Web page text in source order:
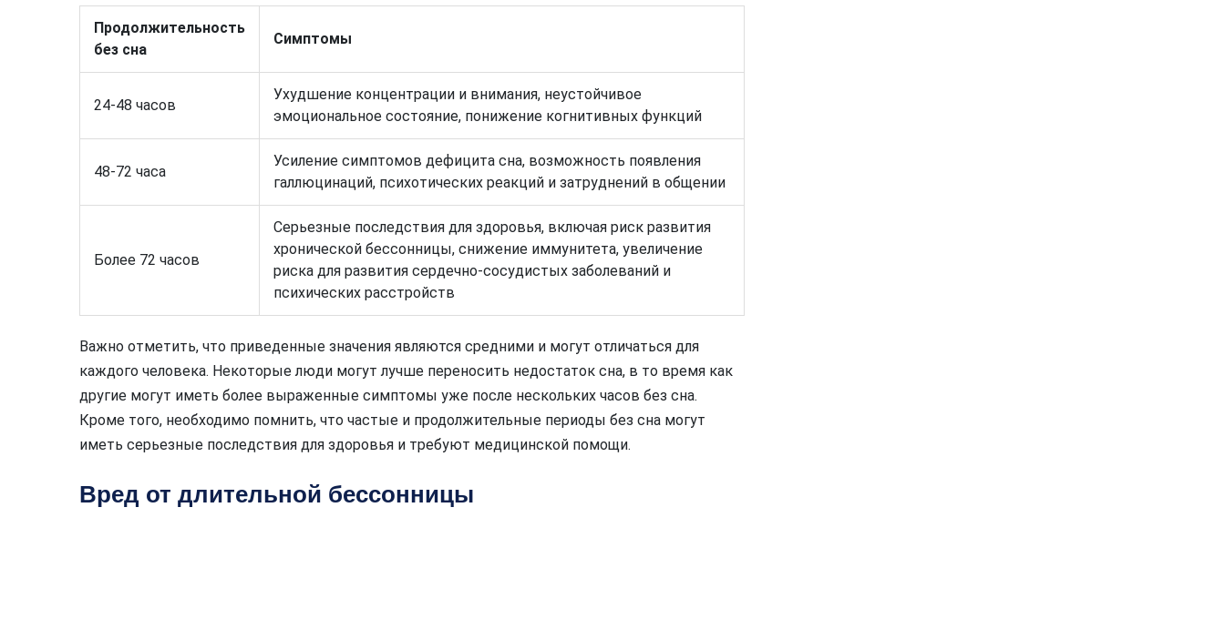
Продолжительность
без сна
Симптомы
24-48 часов
Ухудшение концентрации и внимания, неустойчивое
эмоциональное состояние, понижение когнитивных функций
48-72 часа
Усиление симптомов дефицита сна, возможность появления
галлюцинаций, психотических реакций и затруднений в общении
Более 72 часов
Серьезные последствия для здоровья, включая риск развития
хронической бессонницы, снижение иммунитета, увеличение
риска для развития сердечно-сосудистых заболеваний и
психических расстройств
Важно отметить, что приведенные значения являются средними и могут отличаться для
каждого человека. Некоторые люди могут лучше переносить недостаток сна, в то время как
другие могут иметь более выраженные симптомы уже после нескольких часов без сна.
Кроме того, необходимо помнить, что частые и продолжительные периоды без сна могут
иметь серьезные последствия для здоровья и требуют медицинской помощи.
Вред от длительной бессонницы